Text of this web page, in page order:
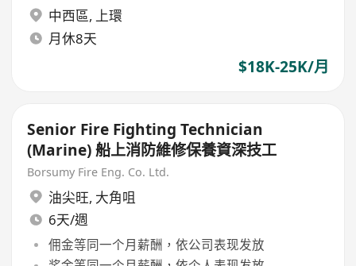
中西區, 上環
月休8天
$18K-25K/月
Senior Fire Fighting Technician
(Marine) 船上消防維修保養資深技工
Borsumy Fire Eng. Co. Ltd.
油尖旺, 大角咀
6天/週
佣金等同一个月薪酬，依公司表现发放